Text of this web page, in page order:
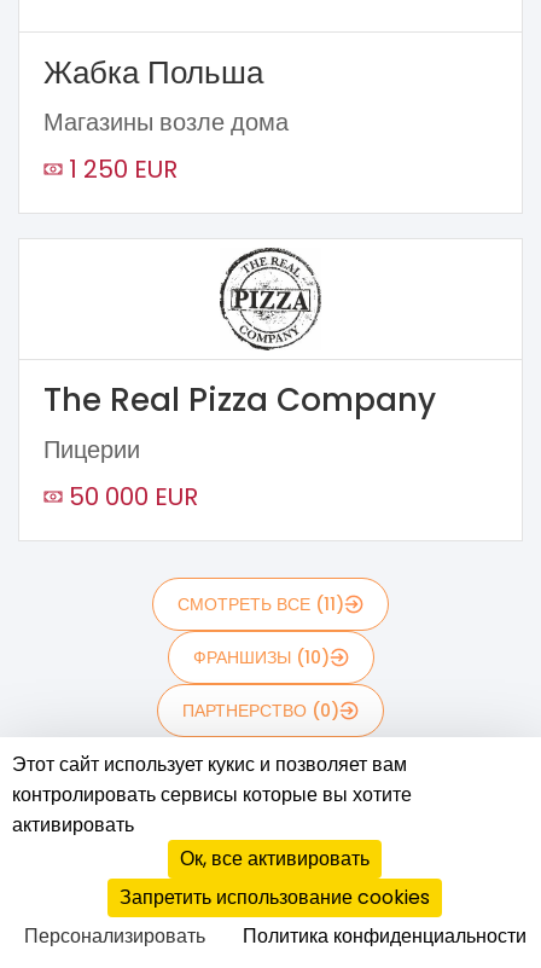
Жабка Польша
Магазины возле дома
1 250 EUR
The Real Pizza Company
Пицерии
50 000 EUR
СМОТРЕТЬ ВСЕ (11)
ФРАНШИЗЫ (10)
ПАРТНЕРСТВО (0)
МАСТЕР ФРАНШИЗЫ (1)
Этот сайт использует кукис и позволяет вам
контролировать сервисы которые вы хотите
активировать
Ок, все активировать
Запретить использование cookies
Персонализировать
Политика конфиденциальности